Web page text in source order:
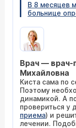
В 8 месяцев моему сыну в Филатовской
больнице
водянка прошла, а вот киста нет,
сказали, что
лет. Возможно ли, что эта проблема исчезнет
эта операция
организм
Врач —
Михайловна
Киста сама по себе исчезнуть не может.
Поэтому
динамикой. А после года нужно повторно
приема) и
лечении. Подобная операция никаких